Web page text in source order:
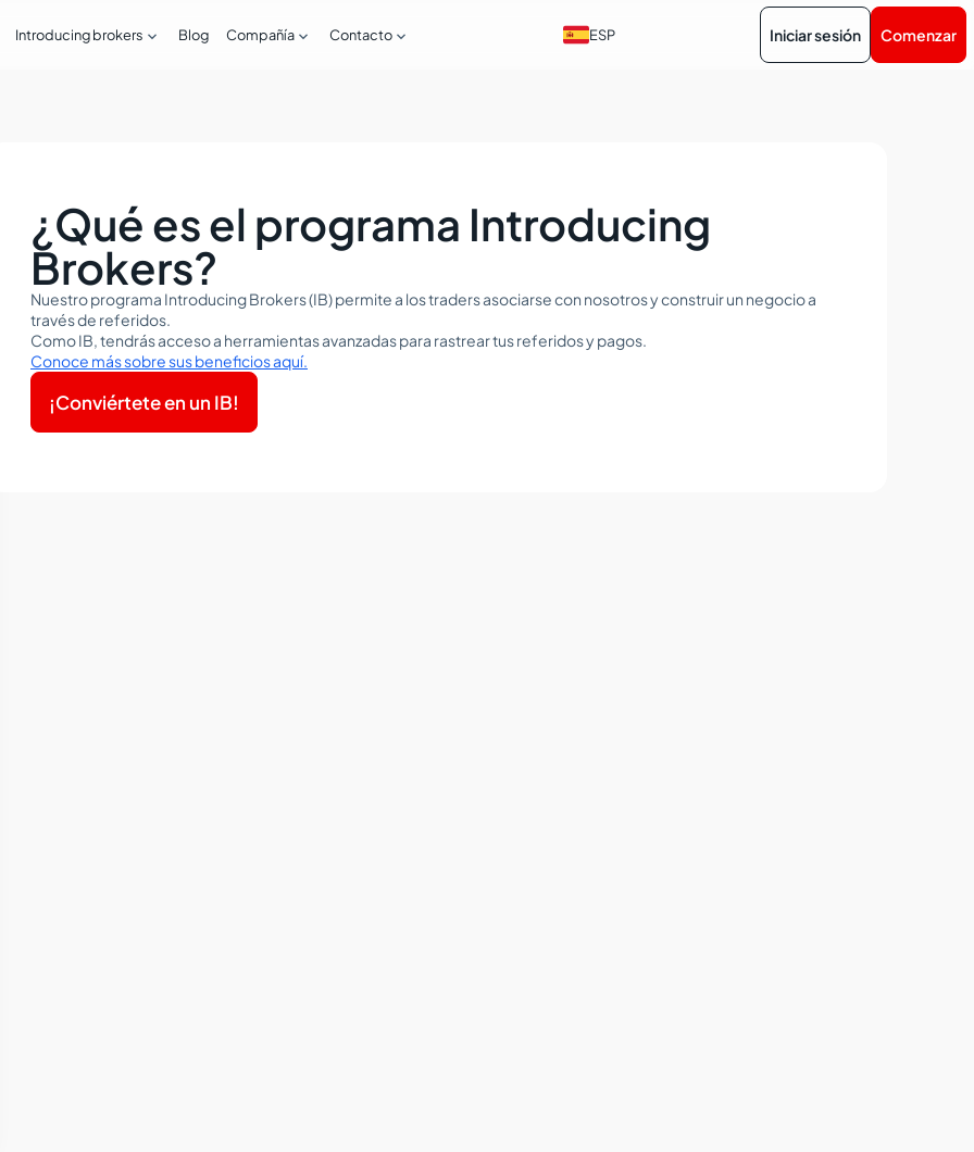
Introducing brokers  Blog Compañía Contacto ESP Iniciar sesión Comenzar
¿Qué es el programa Introducing
Brokers?
Nuestro programa Introducing Brokers (IB) permite a los traders asociarse con nosotros y construir un negocio a
través de referidos.
Como IB, tendrás acceso a herramientas avanzadas para rastrear tus referidos y pagos.
Conoce más sobre sus beneficios aquí.
¡Conviértete en un IB!